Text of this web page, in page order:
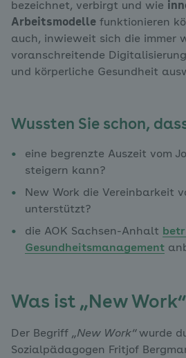
bezeichnet, verbirgt und wie
Arbeitsmodelle funktionieren
auch, inwieweit sich die immer
voranschreitende
und körperliche Gesundheit
Wussten Sie schon,
eine begrenzte Auszeit vom
steigern kann?
New Work die Vereinbarkeit
unterstützt?
die AOK Sachsen-Anhalt
Gesundheitsmanagement
Was ist „New
Der Begriff „New Work“wurde
Sozialpädagogen Fritjof